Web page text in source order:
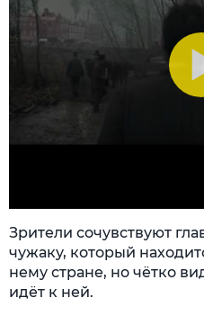
Зрители сочувствуют
чужаку, который
нему стране, но чётко
идёт к ней.